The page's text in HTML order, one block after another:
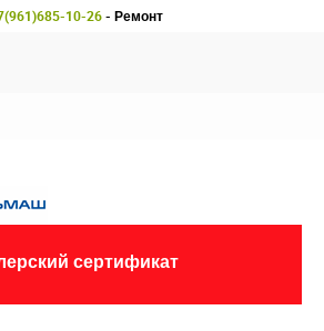
10-26- Ремонт
сертификат